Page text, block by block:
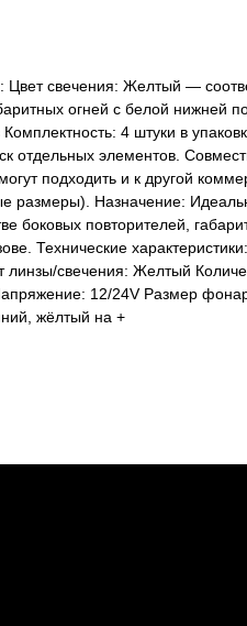
Цвет свечения: Желтый —
огней с белой нижней
Комплектность: 4 штуки в
отдельных элементов.
подходить и к другой
размеры). Назначение:
боковых повторителей,
Технические
свечения: Желтый
12/24V Размер
жёлтый на +